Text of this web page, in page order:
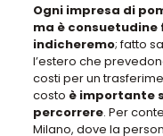
Ogni impresa di
ma è
indicheremo; fatto
l’estero che
costi per un
costo è importante
percorrere. Per
Milano, dove la